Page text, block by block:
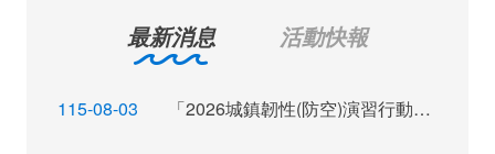
最新消息
115-08-03 「2026城鎮韌性(防空)演習行動網路降速演練」訊息布達
活動快報